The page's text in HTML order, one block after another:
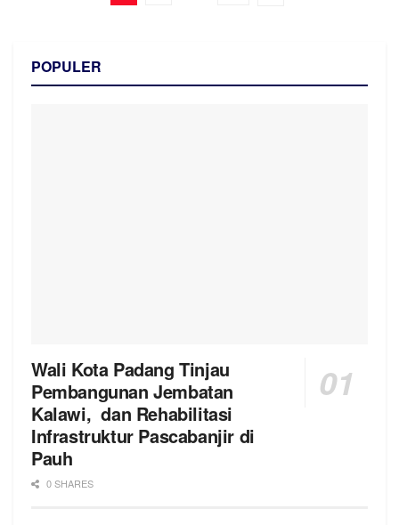
POPULER
Wali Kota Padang Tinjau
Pembangunan Jembatan
Kalawi, dan Rehabilitasi
Infrastruktur Pascabanjir di
Pauh
0 SHARES